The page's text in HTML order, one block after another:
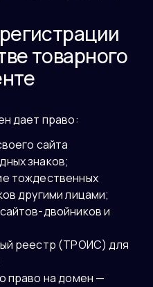
товарного
дает право:
сайта
знаков;
тождественных
другими лицами;
двойников и
реестр (ТРОИС) для
право на домен —